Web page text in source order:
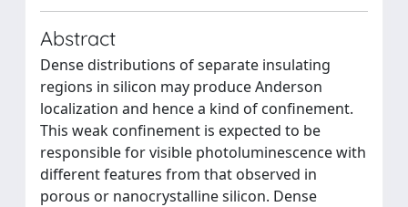
Abstract
Dense distributions of separate insulating
regions in silicon may produce Anderson
localization and hence a kind of confinement.
This weak confinement is expected to be
responsible for visible photoluminescence with
different features from that observed in
porous or nanocrystalline silicon. Dense